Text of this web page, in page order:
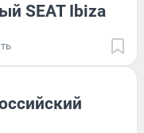
SEAT Ibiza